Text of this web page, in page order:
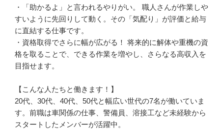
・「助かるよ」と言われるやりがい。 職人さんが作業しや
すいように先回りして動く。その「気配り」が評価と給与
に直結する仕事です。
・資格取得でさらに幅が広がる！ 将来的に解体や重機の資
格を取ることで、できる作業を増やし、さらなる高収入を
目指せます。
【こんな人たちと働きます！】
20代、30代、40代、50代と幅広い世代の7名が働いていま
す。前職は車関係の仕事、警備員、溶接工など未経験から
スタートしたメンバーが活躍中。